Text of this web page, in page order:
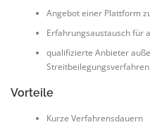
Angebot einer Plattform
Erfahrungsaustausch für
qualifizierte Anbieter
Streitbeilegungsverfahren.
Vorteile
Kurze Verfahrensdauern